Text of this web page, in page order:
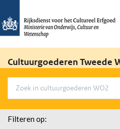
Cultuurgoederen Tweede
Filteren op: